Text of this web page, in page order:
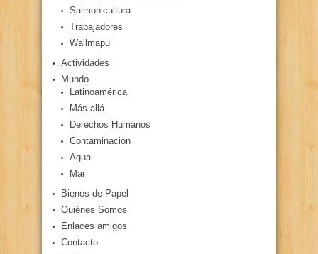
Salmonicultura
Trabajadores
Wallmapu
Actividades
Mundo
Latinoamérica
Más allá
Derechos Humanos
Contaminación
Agua
Mar
Bienes de Papel
Quiénes Somos
Enlaces amigos
Contacto